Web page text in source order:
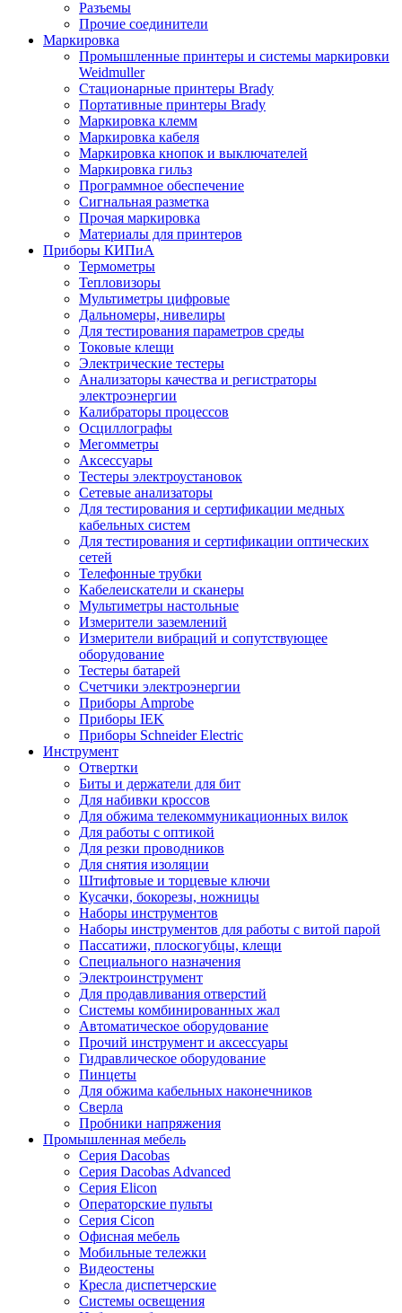
Разъемы
Прочие соединители
Маркировка
Промышленные принтеры и системы маркировки
Weidmuller
Стационарные принтеры Brady
Портативные принтеры Brady
Маркировка клемм
Маркировка кабеля
Маркировка кнопок и выключателей
Маркировка гильз
Программное обеспечение
Сигнальная разметка
Прочая маркировка
Материалы для принтеров
Приборы КИПиА
Термометры
Тепловизоры
Мультиметры цифровые
Дальномеры, нивелиры
Для тестирования параметров среды
Токовые клещи
Электрические тестеры
Анализаторы качества и регистраторы
электроэнергии
Калибраторы процессов
Осциллографы
Мегомметры
Аксессуары
Тестеры электроустановок
Сетевые анализаторы
Для тестирования и сертификации медных
кабельных систем
Для тестирования и сертификации оптических
сетей
Телефонные трубки
Кабелеискатели и сканеры
Мультиметры настольные
Измерители заземлений
Измерители вибраций и сопутствующее
оборудование
Тестеры батарей
Счетчики электроэнергии
Приборы Amprobe
Приборы IEK
Приборы Schneider Electric
Инструмент
Отвертки
Биты и держатели для бит
Для набивки кроссов
Для обжима телекоммуникационных вилок
Для работы с оптикой
Для резки проводников
Для снятия изоляции
Штифтовые и торцевые ключи
Кусачки, бокорезы, ножницы
Наборы инструментов
Наборы инструментов для работы с витой парой
Пассатижи, плоскогубцы, клещи
Специального назначения
Электроинструмент
Для продавливания отверстий
Системы комбинированных жал
Автоматическое оборудование
Прочий инструмент и аксессуары
Гидравлическое оборудование
Пинцеты
Для обжима кабельных наконечников
Сверла
Пробники напряжения
Промышленная мебель
Серия Dacobas
Серия Dacobas Advanced
Серия Elicon
Операторские пульты
Серия Cicon
Офисная мебель
Мобильные тележки
Видеостены
Кресла диспетчерские
Системы освещения